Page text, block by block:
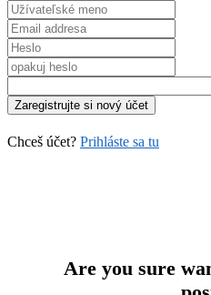
Chceš účet? Prihláste sa tu
Are you sure